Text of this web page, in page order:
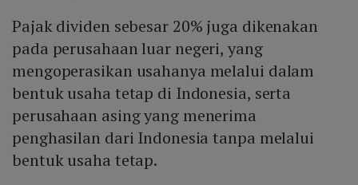
Pajak dividen sebesar 20% juga dikenakan
pada perusahaan luar negeri, yang
mengoperasikan usahanya melalui dalam
bentuk usaha tetap di Indonesia, serta
perusahaan asing yang menerima
penghasilan dari Indonesia tanpa melalui
bentuk usaha tetap.